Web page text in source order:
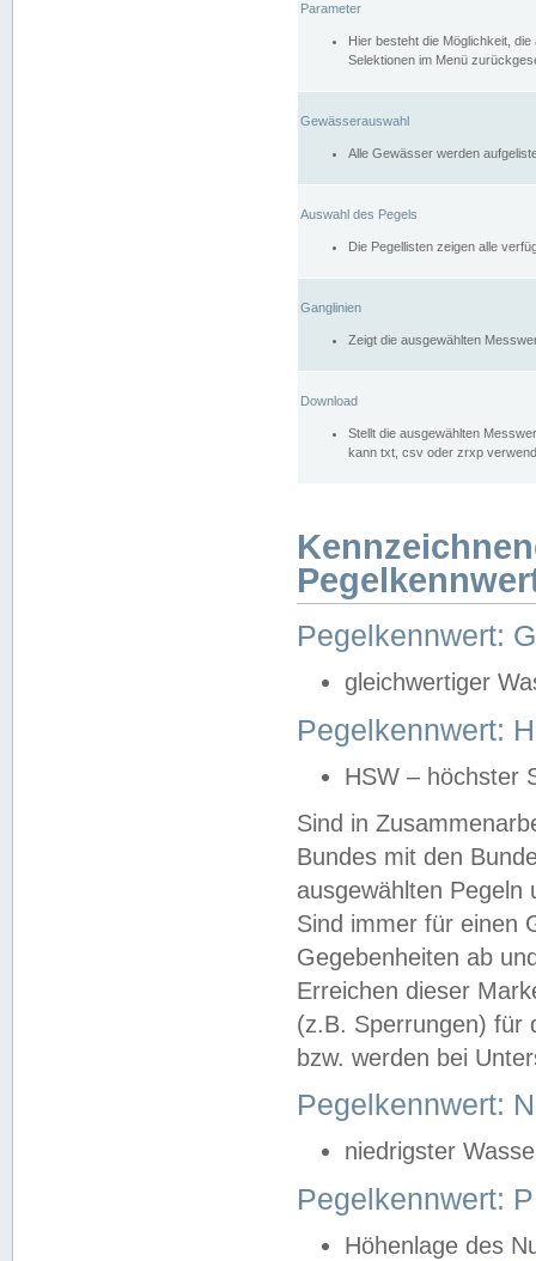
Parameter
Hier besteht die Möglichkeit,
Selektionen im Menü
Gewässerauswahl
Alle Gewässer werden
Auswahl des Pegels
Die Pegellisten zeigen alle
Ganglinien
Zeigt die ausgewählten
Download
Stellt die ausgewählten
kann txt, csv oder zrxp
Pegelkennwert:
gleichwertiger
Pegelkennwert:
HSW – höchster
Sind in
Bundes mit den
ausgewählten
Sind immer für einen
Gegebenheiten ab
Erreichen dieser
(z.B. Sperrungen) für
bzw. werden bei
Pegelkennwert:
niedrigster
Pegelkennwert:
Höhenlage des